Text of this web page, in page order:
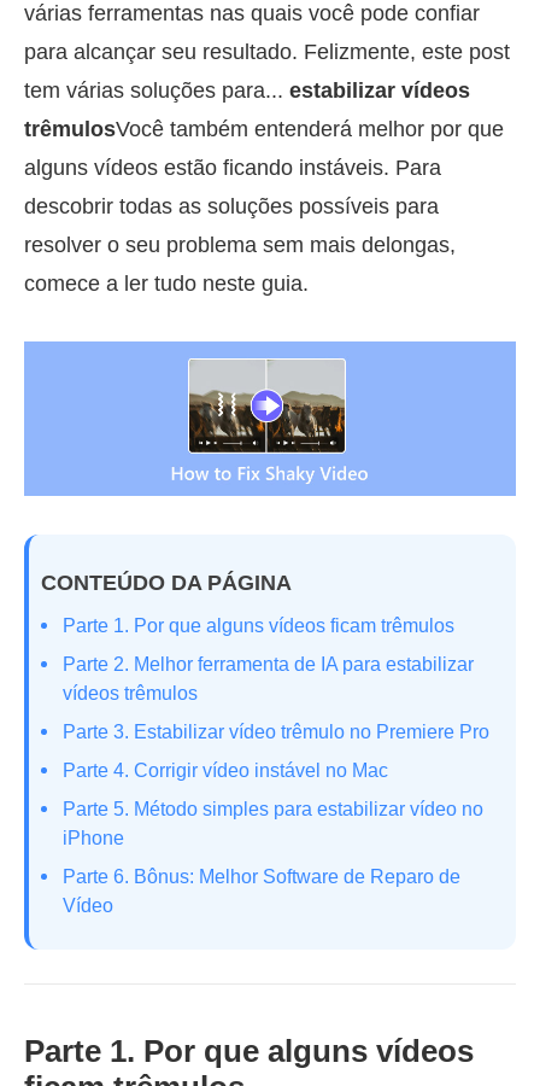
várias ferramentas nas quais você pode confiar
para alcançar seu resultado. Felizmente, este post
tem várias soluções para... estabilizar vídeos
trêmulosVocê também entenderá melhor por que
alguns vídeos estão ficando instáveis. Para
descobrir todas as soluções possíveis para
resolver o seu problema sem mais delongas,
comece a ler tudo neste guia.
CONTEÚDO DA PÁGINA
Parte 1. Por que alguns vídeos ficam trêmulos
Parte 2. Melhor ferramenta de IA para estabilizar
vídeos trêmulos
Parte 3. Estabilizar vídeo trêmulo no Premiere Pro
Parte 4. Corrigir vídeo instável no Mac
Parte 5. Método simples para estabilizar vídeo no
iPhone
Parte 6. Bônus: Melhor Software de Reparo de
Vídeo
Parte 1. Por que alguns vídeos